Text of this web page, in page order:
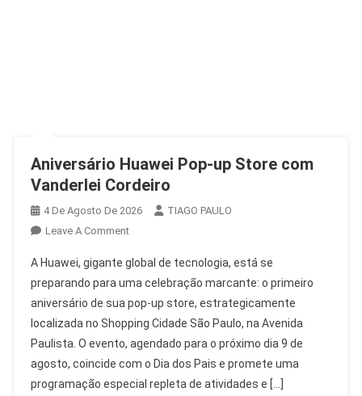
Aniversário Huawei Pop-up Store com
Vanderlei Cordeiro
4 De Agosto De 2026
TIAGO PAULO
Leave A CommentOn
Huawei
Pop-
Up
Store
Com
Vanderlei
Cordeiro
A Huawei, gigante global de tecnologia, está se
preparando para uma celebração marcante: o primeiro
aniversário de sua pop-up store, estrategicamente
localizada no Shopping Cidade São Paulo, na Avenida
Paulista. O evento, agendado para o próximo dia 9 de
agosto, coincide com o Dia dos Pais e promete uma
programação especial repleta de atividades e […]